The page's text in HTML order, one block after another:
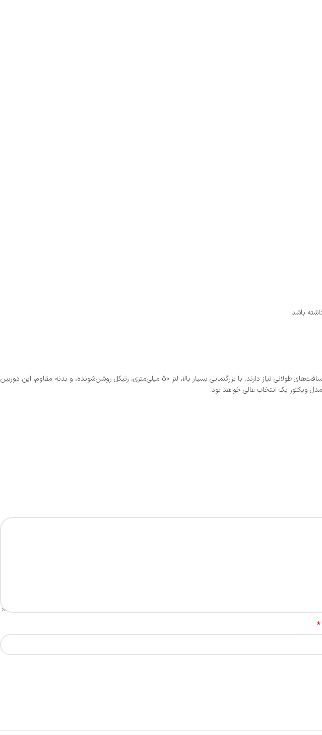
دوربین تفنگ ویکتور 10.40×50 یکی از بهترین انتخاب‌ها برای تیراندازان حرفه‌ای و شکارچیانی است که به دقت بالا و عملکرد در مسافت‌های طولانی نیاز دارند. با بزرگنمایی بسیار بالا، لنز 50 میلی‌متری، رتیکل روشن‌شونده، و بدنه مقاوم، این دوربین
ویکتور یک انتخاب عالی خواهد بود.
*